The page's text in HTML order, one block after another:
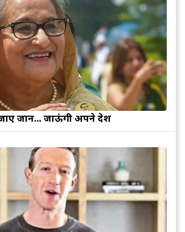
जान... जाऊंगी अपने देश